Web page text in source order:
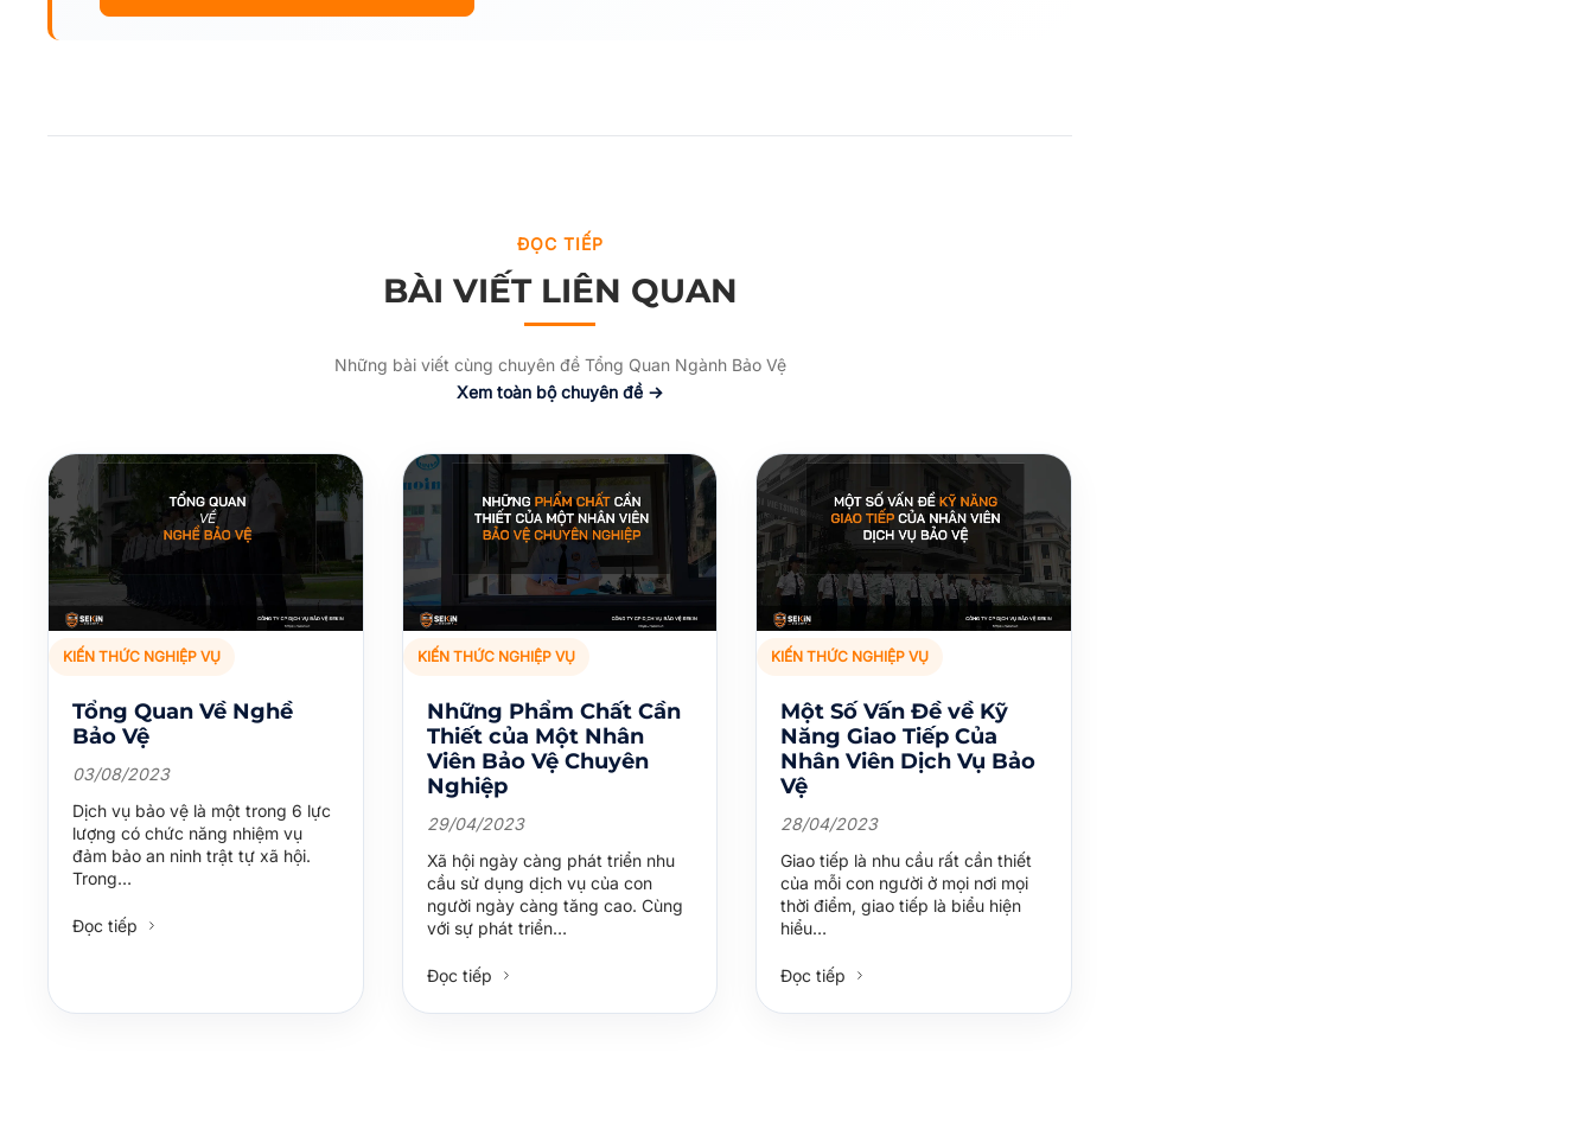
ĐỌC TIẾP
BÀI VIẾT LIÊN QUAN
Những bài viết cùng chuyên đề Tổng Quan Ngành Bảo Vệ
Xem toàn bộ chuyên đề →
KIẾN THỨC NGHIỆP VỤ
Tổng Quan Về Nghề
Bảo Vệ
03/08/2023
Dịch vụ bảo vệ là một trong 6 lực
lượng có chức năng nhiệm vụ
đảm bảo an ninh trật tự xã hội.
Trong…
Đọc tiếp
KIẾN THỨC NGHIỆP VỤ
Những Phẩm Chất Cần
Thiết của Một Nhân
Viên Bảo Vệ Chuyên
Nghiệp
29/04/2023
Xã hội ngày càng phát triển nhu
cầu sử dụng dịch vụ của con
người ngày càng tăng cao. Cùng
với sự phát triển…
Đọc tiếp
KIẾN THỨC NGHIỆP VỤ
Một Số Vấn Đề về Kỹ
Năng Giao Tiếp Của
Nhân Viên Dịch Vụ Bảo
Vệ
28/04/2023
Giao tiếp là nhu cầu rất cần thiết
của mỗi con người ở mọi nơi mọi
thời điểm, giao tiếp là biểu hiện
hiểu…
Đọc tiếp